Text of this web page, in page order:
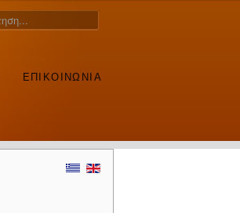
ΕΠΙΚΟΙΝΩΝΙΑ